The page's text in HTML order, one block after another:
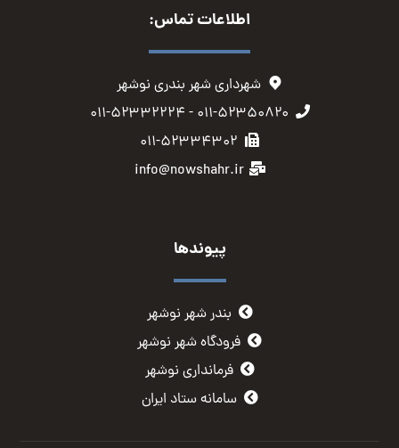
اطلاعات تماس:
شهرداری شهر بندری نوشهر
۰۱۱-۵۲۳۵۰۸۲۰ - ۰۱۱-۵۲۳۳۲۲۲۴
۰۱۱-۵۲۳۳۴۳۰۲
info@nowshahr.ir
پیوندها
بندر شهر نوشهر
فرودگاه شهر نوشهر
فرمانداری نوشهر
سامانه ستاد ایران